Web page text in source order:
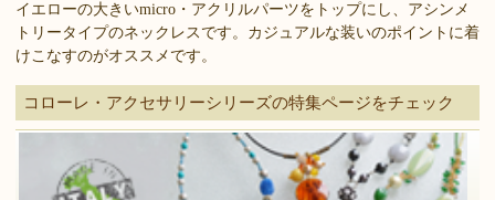
イエローの大きいmicro・アクリルパーツをトップにし、アシンメ
トリータイプのネックレスです。カジュアルな装いのポイントに着
けこなすのがオススメです。
コローレ・アクセサリーシリーズの特集ページをチェック